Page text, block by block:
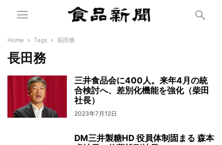
Home Tags 長田務
長田務
三井食品会に400人。来年4月の統
合検討へ、差別化機能を強化（柴田
社長）
2023年7月12日
DM三井製糖HD 役員体制固まる 森本